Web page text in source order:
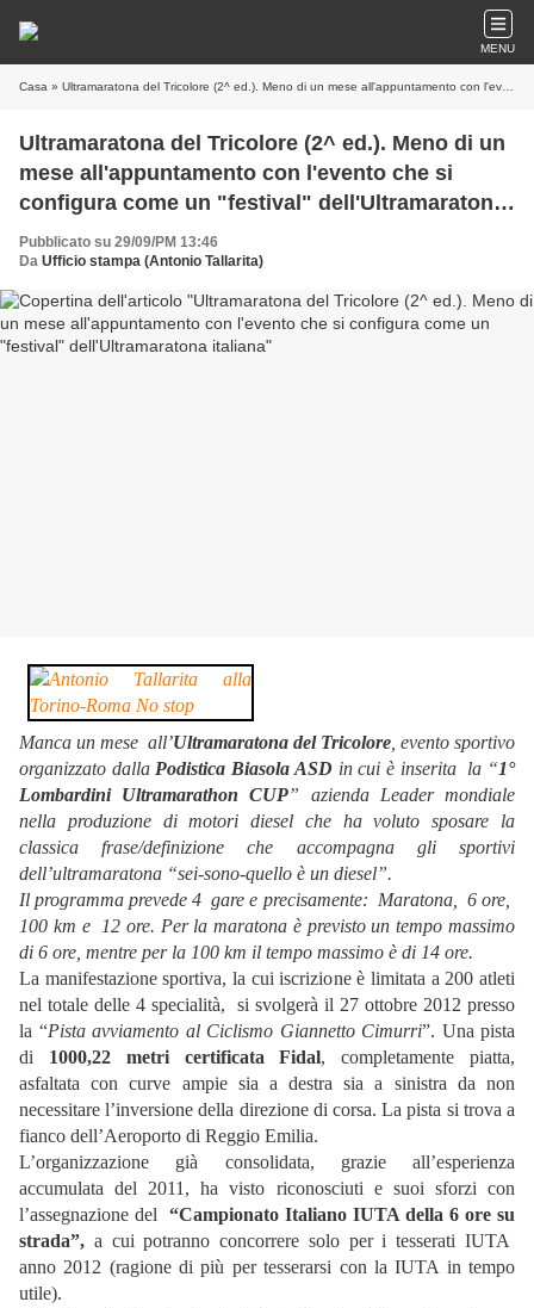
MENU
Casa » Ultramaratona del Tricolore (2^ ed.). Meno di un mese all'appuntamento con l'evento che si configura come un "festival" dell'Ultramaratona italiana
Ultramaratona del Tricolore (2^ ed.). Meno di un
mese all'appuntamento con l'evento che si
configura come un "festival" dell'Ultramaratona
italiana
Pubblicato su 29/09/PM 13:46
Da Ufficio stampa (Antonio Tallarita)
Manca un mese all’Ultramaratona del Tricolore , evento sportivo
organizzato dalla Podistica Biasola ASDin cui è inserita la “1°
Lombardini Ultramarathon CUP” azienda Leader mondiale
nella produzione di motori diesel che ha voluto sposare la
classica frase/definizione che accompagna gli sportivi
dell’ultramaratona “sei-sono-quello è un diesel”.
Il programma prevede 4 gare e precisamente: Maratona, 6 ore,
100 km e 12 ore. Per la maratona è previsto un tempo massimo
di 6 ore, mentre per la 100 km il tempo massimo è di 14 ore.
La manifestazione sportiva, la cui iscrizione è limitata a 200 atleti
nel totale delle 4 specialità, si svolgerà il 27 ottobre 2012 presso
la “Pista avviamento al Ciclismo Giannetto Cimurri”. Una pista
di 1000,22 metri certificata Fidal, completamente piatta,
asfaltata con curve ampie sia a destra sia a sinistra da non
necessitare l’inversione della direzione di corsa. La pista si trova a
fianco dell’Aeroporto di Reggio Emilia.
L’organizzazione già consolidata, grazie all’esperienza
accumulata del 2011, ha visto riconosciuti e suoi sforzi con
l’assegnazione del “Campionato Italiano IUTA della 6 ore su
strada”, a cui potranno concorrere solo per i tesserati IUTA
anno 2012 (ragione di più per tesserarsi con la IUTA in tempo
utile).